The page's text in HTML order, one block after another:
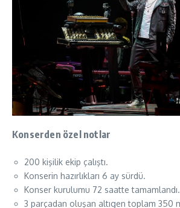
Konserden özel notlar
200 kişilik ekip çalıştı.
Konserin hazırlıkları 6 ay sürdü.
Konser kurulumu 72 saatte tamamlandı.
3 parçadan oluşan altıgen toplam 350